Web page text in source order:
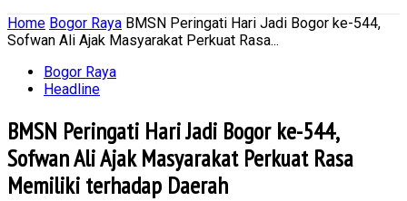
Home Bogor Raya BMSN Peringati Hari Jadi Bogor ke-544,
Sofwan Ali Ajak Masyarakat Perkuat Rasa...
Bogor Raya
Headline
BMSN Peringati Hari Jadi Bogor ke-544,
Sofwan Ali Ajak Masyarakat Perkuat Rasa
Memiliki terhadap Daerah